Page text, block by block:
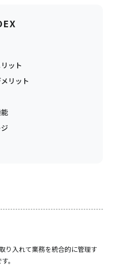
ット
リット
り入れて業務を統合的に管理す
。